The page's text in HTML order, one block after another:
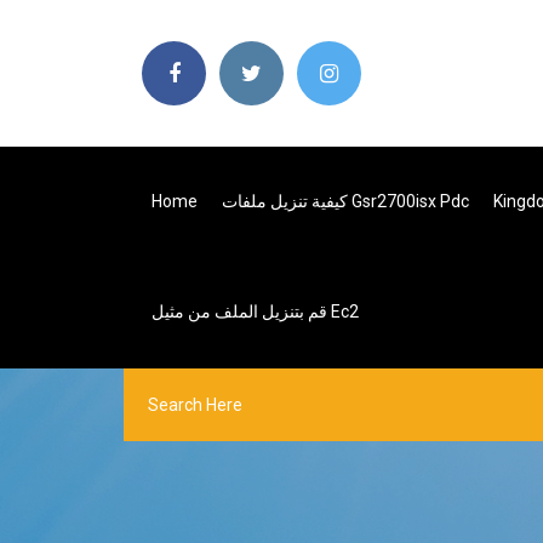
Home كيفية تنزيل ملفات Gsr2700isx Pdc
قم بتنزيل الملف من مثيل Ec2